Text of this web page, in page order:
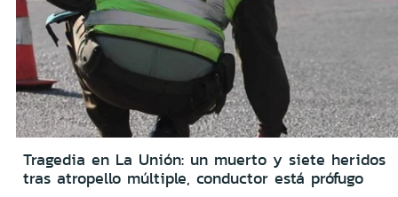
Tragedia en La Unión: un muerto y siete heridos
tras atropello múltiple, conductor está prófugo